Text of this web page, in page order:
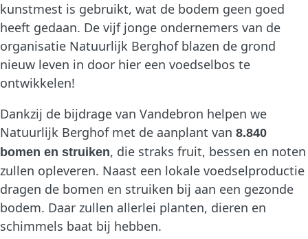
kunstmest is gebruikt, wat de bodem geen goed
heeft gedaan. De vijf jonge ondernemers van de
organisatie Natuurlijk Berghof blazen de grond
nieuw leven in door hier een voedselbos te
ontwikkelen!
Dankzij de bijdrage van Vandebron helpen we
Natuurlijk Berghof met de aanplant van 8.840
bomen en struiken, die straks fruit, bessen en noten
zullen opleveren. Naast een lokale voedselproductie
dragen de bomen en struiken bij aan een gezonde
bodem. Daar zullen allerlei planten, dieren en
schimmels baat bij hebben.